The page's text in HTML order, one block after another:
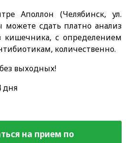
Аполлон (Челябинск, ул.
можете сдать платно анализ
кишечника, с определением
количественно.
выходных!
дня
на прием по